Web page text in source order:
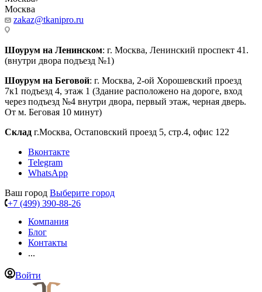
Москва
zakaz@tkanipro.ru
Шоурум на Ленинском: г. Москва, Ленинский проспект 41.
(внутри двора подъезд №1)
Шоурум на Беговой: г. Москва, 2-ой Хорошевский проезд
7к1 подъезд 4, этаж 1 (Здание расположено на дороге, вход
через подъезд №4 внутри двора, первый этаж, черная дверь.
От м. Беговая 10 минут)
Склад г.Москва, Остаповский проезд 5, стр.4, офис 122
Вконтакте
Telegram
WhatsApp
Ваш город Выберите город
+7 (499) 390-88-26
Компания
Блог
Контакты
...
Войти